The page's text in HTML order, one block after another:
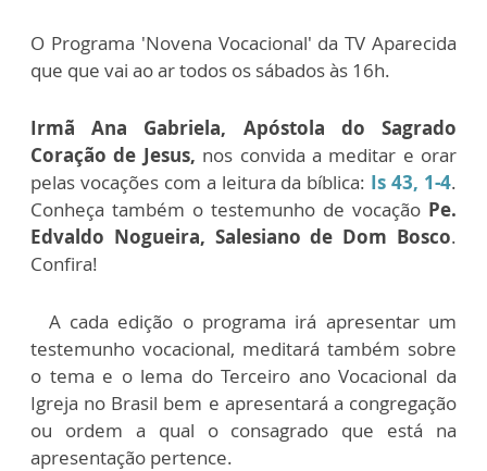
O Programa 'Novena Vocacional' da TV Aparecida
que que vai ao ar todos os sábados às 16h.
Irmã Ana Gabriela, Apóstola do Sagrado
Coração de Jesus, nos convida a meditar e orar
pelas vocações com a leitura da bíblica: Is 43, 1-4.
Conheça também o testemunho de vocação Pe.
Edvaldo Nogueira, Salesiano de Dom Bosco.
Confira!
A cada edição o programa irá apresentar um
testemunho vocacional, meditará também sobre
o tema e o lema do Terceiro ano Vocacional da
Igreja no Brasil bem e apresentará a congregação
ou ordem a qual o consagrado que está na
apresentação pertence.